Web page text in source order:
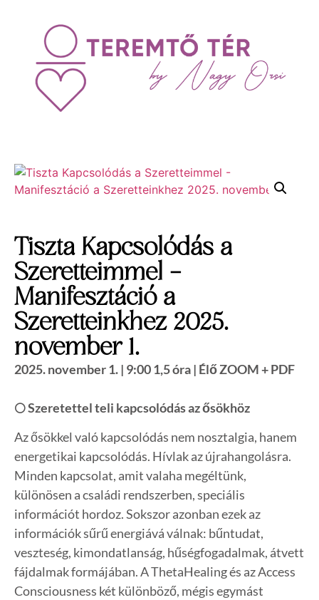
Tiszta Kapcsolódás a
Szeretteimmel –
Manifesztáció a
Szeretteinkhez 2025.
november 1.
2025. november 1. | 9:00 1,5 óra | Élő ZOOM + PDF
🌕Szeretettel teli kapcsolódás az ősökhöz
Az ősökkel való kapcsolódás nem nosztalgia, hanem
energetikai kapcsolódás. Hívlak az újrahangolásra.
Minden kapcsolat, amit valaha megéltünk,
különösen a családi rendszerben, speciális
információt hordoz. Sokszor azonban ezek az
információk sűrű energiává válnak: bűntudat,
veszteség, kimondatlanság, hűségfogadalmak, átvett
fájdalmak formájában. A ThetaHealing és az Access
Consciousness két különböző, mégis egymást